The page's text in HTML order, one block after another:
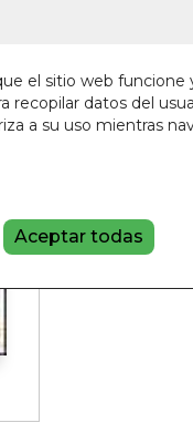
el sitio web
datos del
a su uso mientras
Aceptar todas